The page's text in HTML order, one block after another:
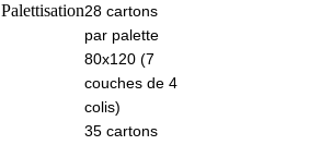
Palettisation28 cartons
par palette
80x120 (7
couches de 4
colis)
35 cartons